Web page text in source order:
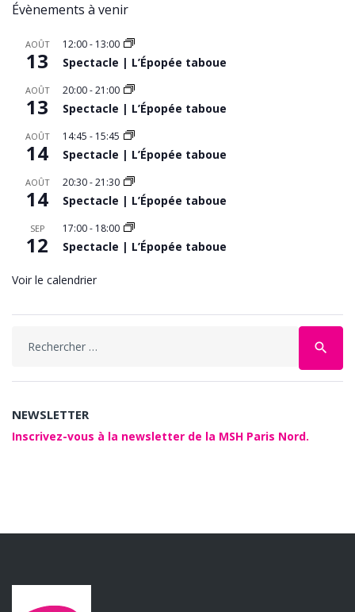
Évènements à venir
AOÛT
13
12:00- 13:00
Spectacle | L’Épopée taboue
AOÛT
13
20:00-21:00
Spectacle | L’Épopée taboue
AOÛT
14
14:45 - 15:45
Spectacle | L’Épopée taboue
AOÛT
14
20:30-21:30
Spectacle | L’Épopée taboue
SEP
12
17:00- 18:00
Spectacle | L’Épopée taboue
Voir le calendrier
search
NEWSLETTER
Inscrivez-vous à la newsletter de la MSH Paris Nord.